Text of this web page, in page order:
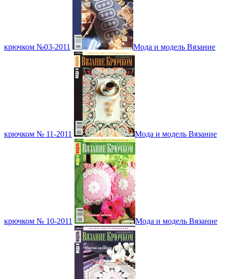
крючком №03-2011 Мода и модель Вязание
крючком № 11-2011 Мода и модель Вязание
крючком № 10-2011 Мода и модель Вязание